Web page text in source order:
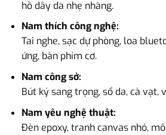
hồ dây da nhẹ nhàng.
Nam thích công nghệ:
Tai nghe, sạc dự phòng, loa
ứng, bàn phím cơ.
Nam công sở:
Bút ký sang trọng, sổ da, cà vạt,
Nam yêu nghệ thuật:
Đèn epoxy, tranh canvas nhỏ,